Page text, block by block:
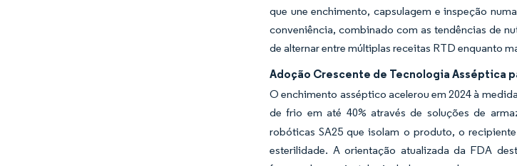
que une enchimento, capsulagem e inspeção
conveniência, combinado com as tendências de
de alternar entre múltiplas receitas RTD enquanto
Adoção Crescente de Tecnologia Asséptica
O enchimento asséptico acelerou em 2024 à
de frio em até 40% através de soluções de
robóticas SA25 que isolam o produto, o
esterilidade. A orientação atualizada da FDA